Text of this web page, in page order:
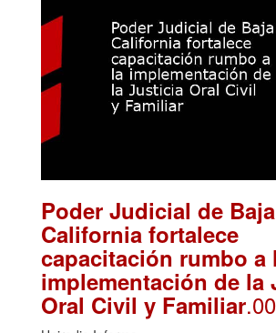
Poder Judicial de Baja
California fortalece
capacitación rumbo a
implementación de la
Oral Civil y Familiar